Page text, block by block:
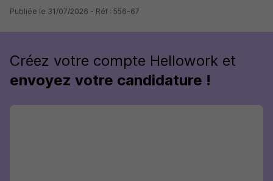
Publiée le 31/07/2026 - Réf : 556-67
Créez votre compte Hellowork et
envoyez votre candidature !